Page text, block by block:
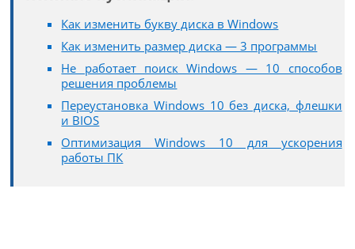
Как изменить букву диска в Windows
Как изменить размер диска — 3 программы
Не работает поиск Windows — 10 способов
решения проблемы
Переустановка Windows 10 без диска, флешки
и BIOS
Оптимизация Windows 10 для ускорения
работы ПК